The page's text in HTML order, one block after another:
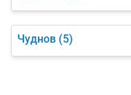
Чуднов (5)